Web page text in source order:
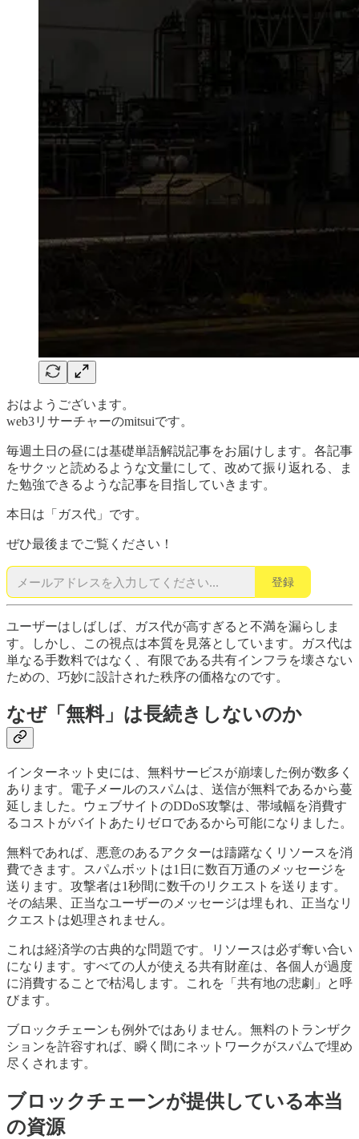
おはようございます。
web3リサーチャーのmitsuiです。
毎週土日の昼には基礎単語解説記事をお届けします。各記事
をサクッと読めるような文量にして、改めて振り返れる、ま
た勉強できるような記事を目指していきます。
本日は「ガス代」です。
ぜひ最後までご覧ください！
登録
ユーザーはしばしば、ガス代が高すぎると不満を漏らしま
す。しかし、この視点は本質を見落としています。ガス代は
単なる手数料ではなく、有限である共有インフラを壊さない
ための、巧妙に設計された秩序の価格なのです。
なぜ「無料」は長続きしないのか
インターネット史には、無料サービスが崩壊した例が数多く
あります。電子メールのスパムは、送信が無料であるから蔓
延しました。ウェブサイトのDDoS攻撃は、帯域幅を消費す
るコストがバイトあたりゼロであるから可能になりました。
無料であれば、悪意のあるアクターは躊躇なくリソースを消
費できます。スパムボットは1日に数百万通のメッセージを
送ります。攻撃者は1秒間に数千のリクエストを送ります。
その結果、正当なユーザーのメッセージは埋もれ、正当なリ
クエストは処理されません。
これは経済学の古典的な問題です。リソースは必ず奪い合い
になります。すべての人が使える共有財産は、各個人が過度
に消費することで枯渇します。これを「共有地の悲劇」と呼
びます。
ブロックチェーンも例外ではありません。無料のトランザク
ションを許容すれば、瞬く間にネットワークがスパムで埋め
尽くされます。
ブロックチェーンが提供している本当
の資源